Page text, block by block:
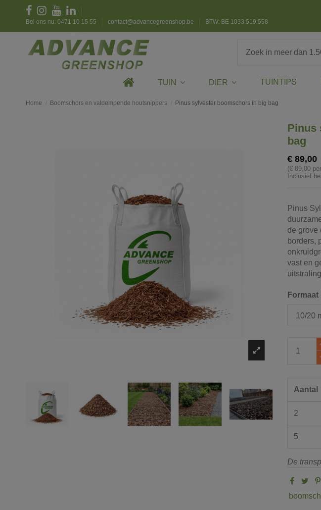
Bel ons nu: 0471 10 15 55 contact@advancegreenshop.be BTW: BE 1033.519.558
TUIN DIER TUINTIPS
Home Boomschors en valdempende houtsnippers Pinus sylvester boomschors in big bag
Pinus
bag
€ 89,00
(€ 89,00
Inclusief
Pinus
de grove
borders,
vast en
Aantal
2
5
De